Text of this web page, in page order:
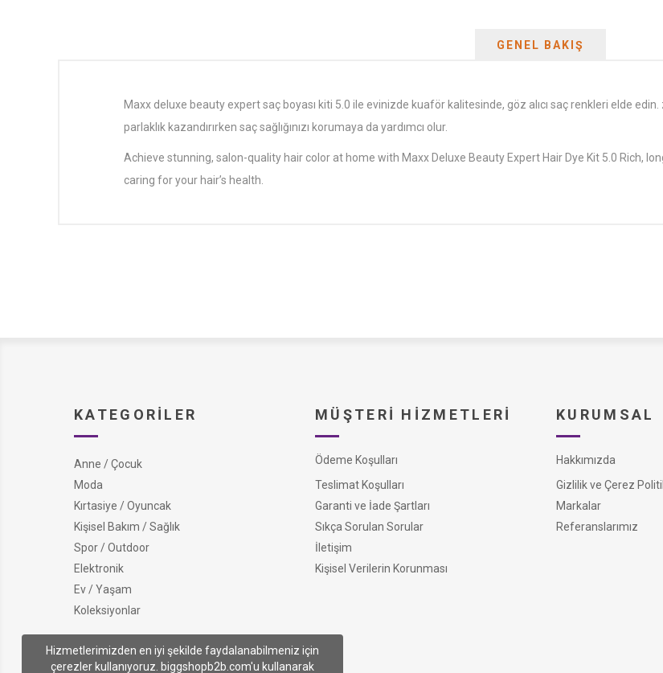
GENEL BAKIŞ
Maxx deluxe beauty expert saç boyası kiti 5.0 ile evinizde kuaför kalitesinde, göz alıcı saç renkleri elde edin.
parlaklık kazandırırken saç sağlığınızı korumaya da yardımcı olur.
Achieve stunning, salon-quality hair color at home with Maxx Deluxe Beauty Expert Hair Dye Kit 5.0 Rich,
caring for your hair’s health.
KATEGORILER
Anne / Çocuk
Moda
Kırtasiye / Oyuncak
Kişisel Bakım / Sağlık
Spor / Outdoor
Elektronik
Ev / Yaşam
Koleksiyonlar
MÜŞTERI HIZMETLERI
Ödeme Koşulları
Teslimat Koşulları
Garanti ve İade Şartları
Sıkça Sorulan Sorular
İletişim
Kişisel Verilerin Korunması
KURUMSAL
Hakkımızda
Gizlilik ve Çerez
Markalar
Referanslarımız
Hizmetlerimizden en iyi şekilde faydalanabilmeniz için
çerezler kullanıyoruz. biggshopb2b.com'u kullanarak